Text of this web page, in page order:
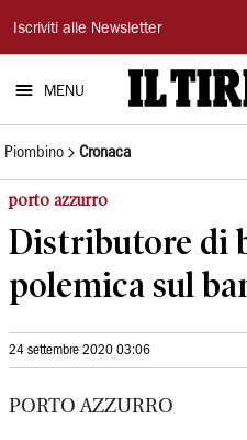
Il
Tirreno
Iscriviti alle Newsletter
MENU
Piombino Cronaca
porto azzurro
Distributore di
polemica sul
24 settembre 2020 03:06
PORTO AZZURRO